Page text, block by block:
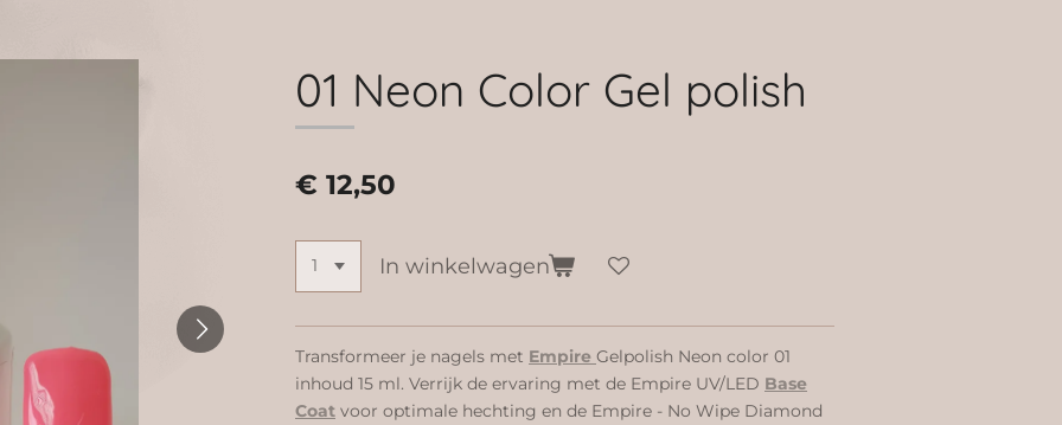
01 Neon Color Gel polish
€ 12,50
In winkelwagen
Transformeer je nagels met Empire Gelpolish Neon color 01
inhoud 15 ml. Verrijk de ervaring met de Empire UV/LED Base
Coat voor optimale hechting en de Empire - No Wipe Diamond